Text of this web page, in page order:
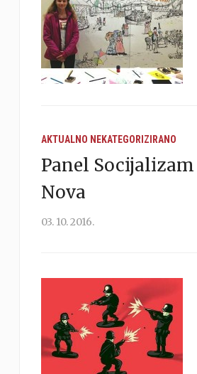
AKTUALNO NEKATEGORIZIRANO
Panel
Nova
03. 10. 2016.